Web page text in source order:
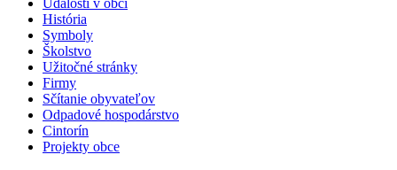
Udalosti v obci
História
Symboly
Školstvo
Užitočné stránky
Firmy
Sčítanie obyvateľov
Odpadové hospodárstvo
Cintorín
Projekty obce